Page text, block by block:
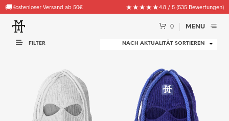
🚚Kostenloser Versand ab 50€ ★★★★★4.8 / 5 (535 Bewertungen)
0 MENU
FILTER